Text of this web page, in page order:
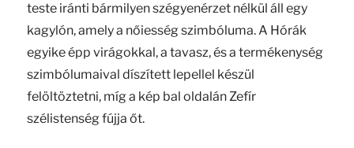
teste iránti bármilyen szégyenérzet nélkül áll egy
kagylón, amely a nőiesség szimbóluma. A Hórák
egyike épp virágokkal, a tavasz, és a termékenység
szimbólumaival díszített lepellel készül
felöltöztetni, míg a kép bal oldalán Zefír
szélistenség fújja őt.